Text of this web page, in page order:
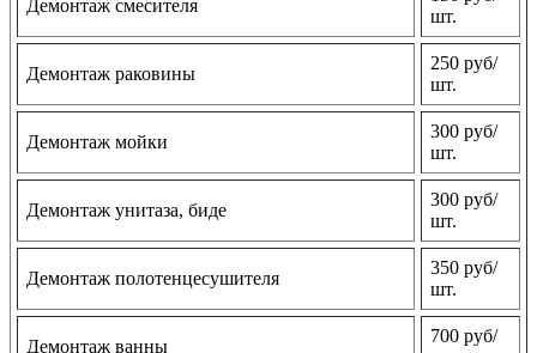
Демонтаж смесителя
шт.
Демонтаж раковины
250 руб/
шт.
Демонтаж мойки
300 руб/
шт.
Демонтаж унитаза, биде
300 руб/
шт.
Демонтаж полотенцесушителя
350 руб/
шт.
Демонтаж ванны
700 руб/